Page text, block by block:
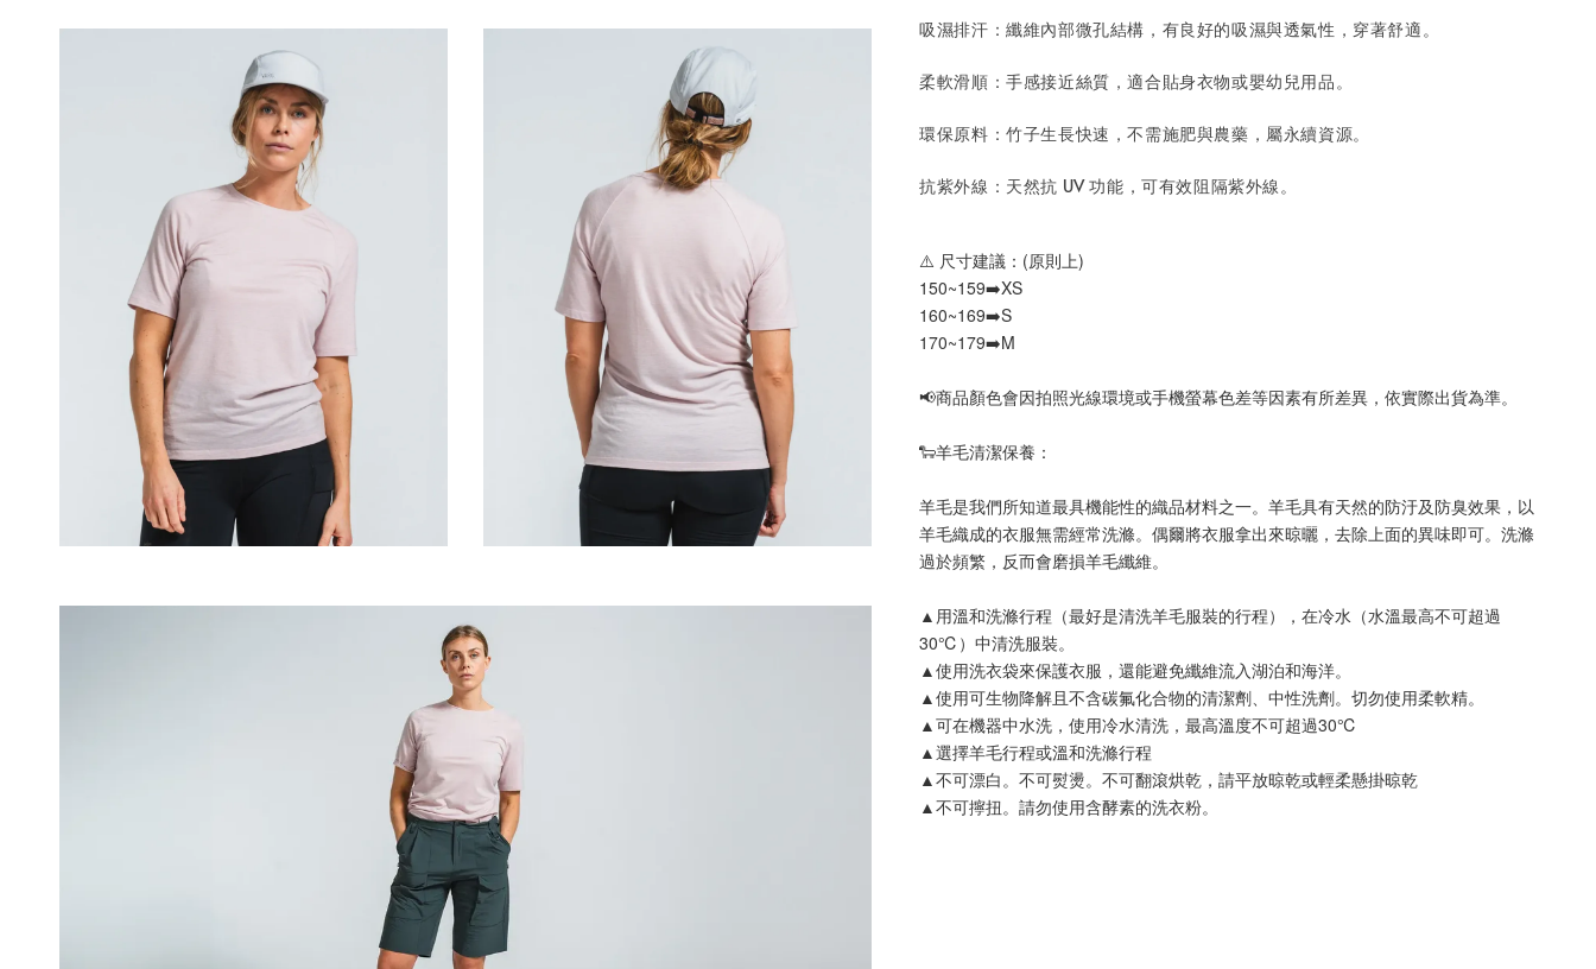
吸濕排汗：纖維內部微孔結構，有良好的吸濕與透氣性，穿著舒適。
柔軟滑順：手感接近絲質，適合貼身衣物或嬰幼兒用品。
環保原料：竹子生長快速，不需施肥與農藥，屬永續資源。
抗紫外線：天然抗 UV 功能，可有效阻隔紫外線。
⚠️ 尺寸建議：(原則上)
150~159➡️XS
160~169➡️S
170~179➡️M
📢商品顏色會因拍照光線環境或手機螢幕色差等因素有所差異，依實際出貨為準。
🐑羊毛清潔保養：
羊毛是我們所知道最具機能性的織品材料之一。羊毛具有天然的防汙及防臭效果，以
羊毛織成的衣服無需經常洗滌。偶爾將衣服拿出來晾曬，去除上面的異味即可。洗滌
過於頻繁，反而會磨損羊毛纖維。
▲用溫和洗滌行程（最好是清洗羊毛服裝的行程），在冷水（水溫最高不可超過
30℃）中清洗服裝。
▲使用洗衣袋來保護衣服，還能避免纖維流入湖泊和海洋。
▲使用可生物降解且不含碳氟化合物的清潔劑、中性洗劑。切勿使用柔軟精。
▲可在機器中水洗，使用冷水清洗，最高溫度不可超過30℃
▲選擇羊毛行程或溫和洗滌行程
▲不可漂白。不可熨燙。不可翻滾烘乾，請平放晾乾或輕柔懸掛晾乾
▲不可擰扭。請勿使用含酵素的洗衣粉。